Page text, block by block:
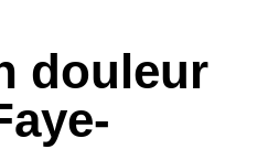
douleur